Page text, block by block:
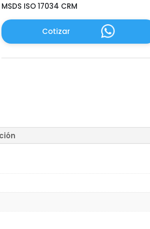
MSDS ISO 17034 CRM
Cotizar